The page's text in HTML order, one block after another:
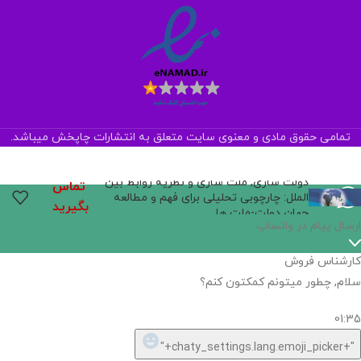
تمامی حقوق مادی و معنوی سایت متعلق به انتشارات چاپخش میباشد.
دولت سازی, ملت سازی و نظریه روابط بین
الملل: چارچوبی تحلیلی برای فهم و مطالعه
جهان دولت-ملت ها
تماس
بگیرید
اگر
نیست,
شاید
بتونیم